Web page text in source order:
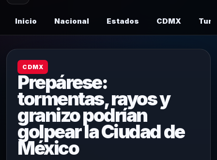
Inicio Nacional Estados CDMX
CDMX
Prepárese:
tormentas, rayos y
granizo podrían
golpear la Ciudad de
México